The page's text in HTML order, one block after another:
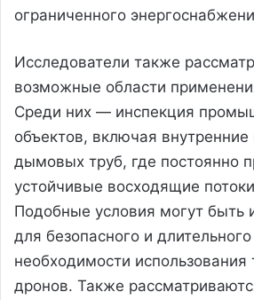
ограниченного
Исследователи также
возможные области
Среди них — инспекция
объектов, включая внутренние
дымовых труб, где постоянно
устойчивые восходящие
Подобные условия могут быть
для безопасного и
необходимости
дронов. Также